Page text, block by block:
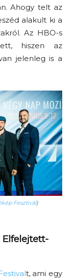
Ahogy telt az
alakult ki a
Az HBO-s
hiszen az
jelenleg is a
Fesztivál)
t, ami egy